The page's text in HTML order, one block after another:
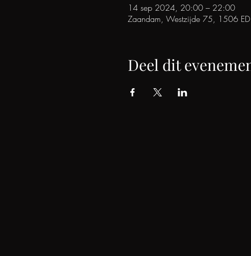
14 sep 2024, 20:00 – 22:00
Zaandam, Westzijde 75, 1506
Deel dit